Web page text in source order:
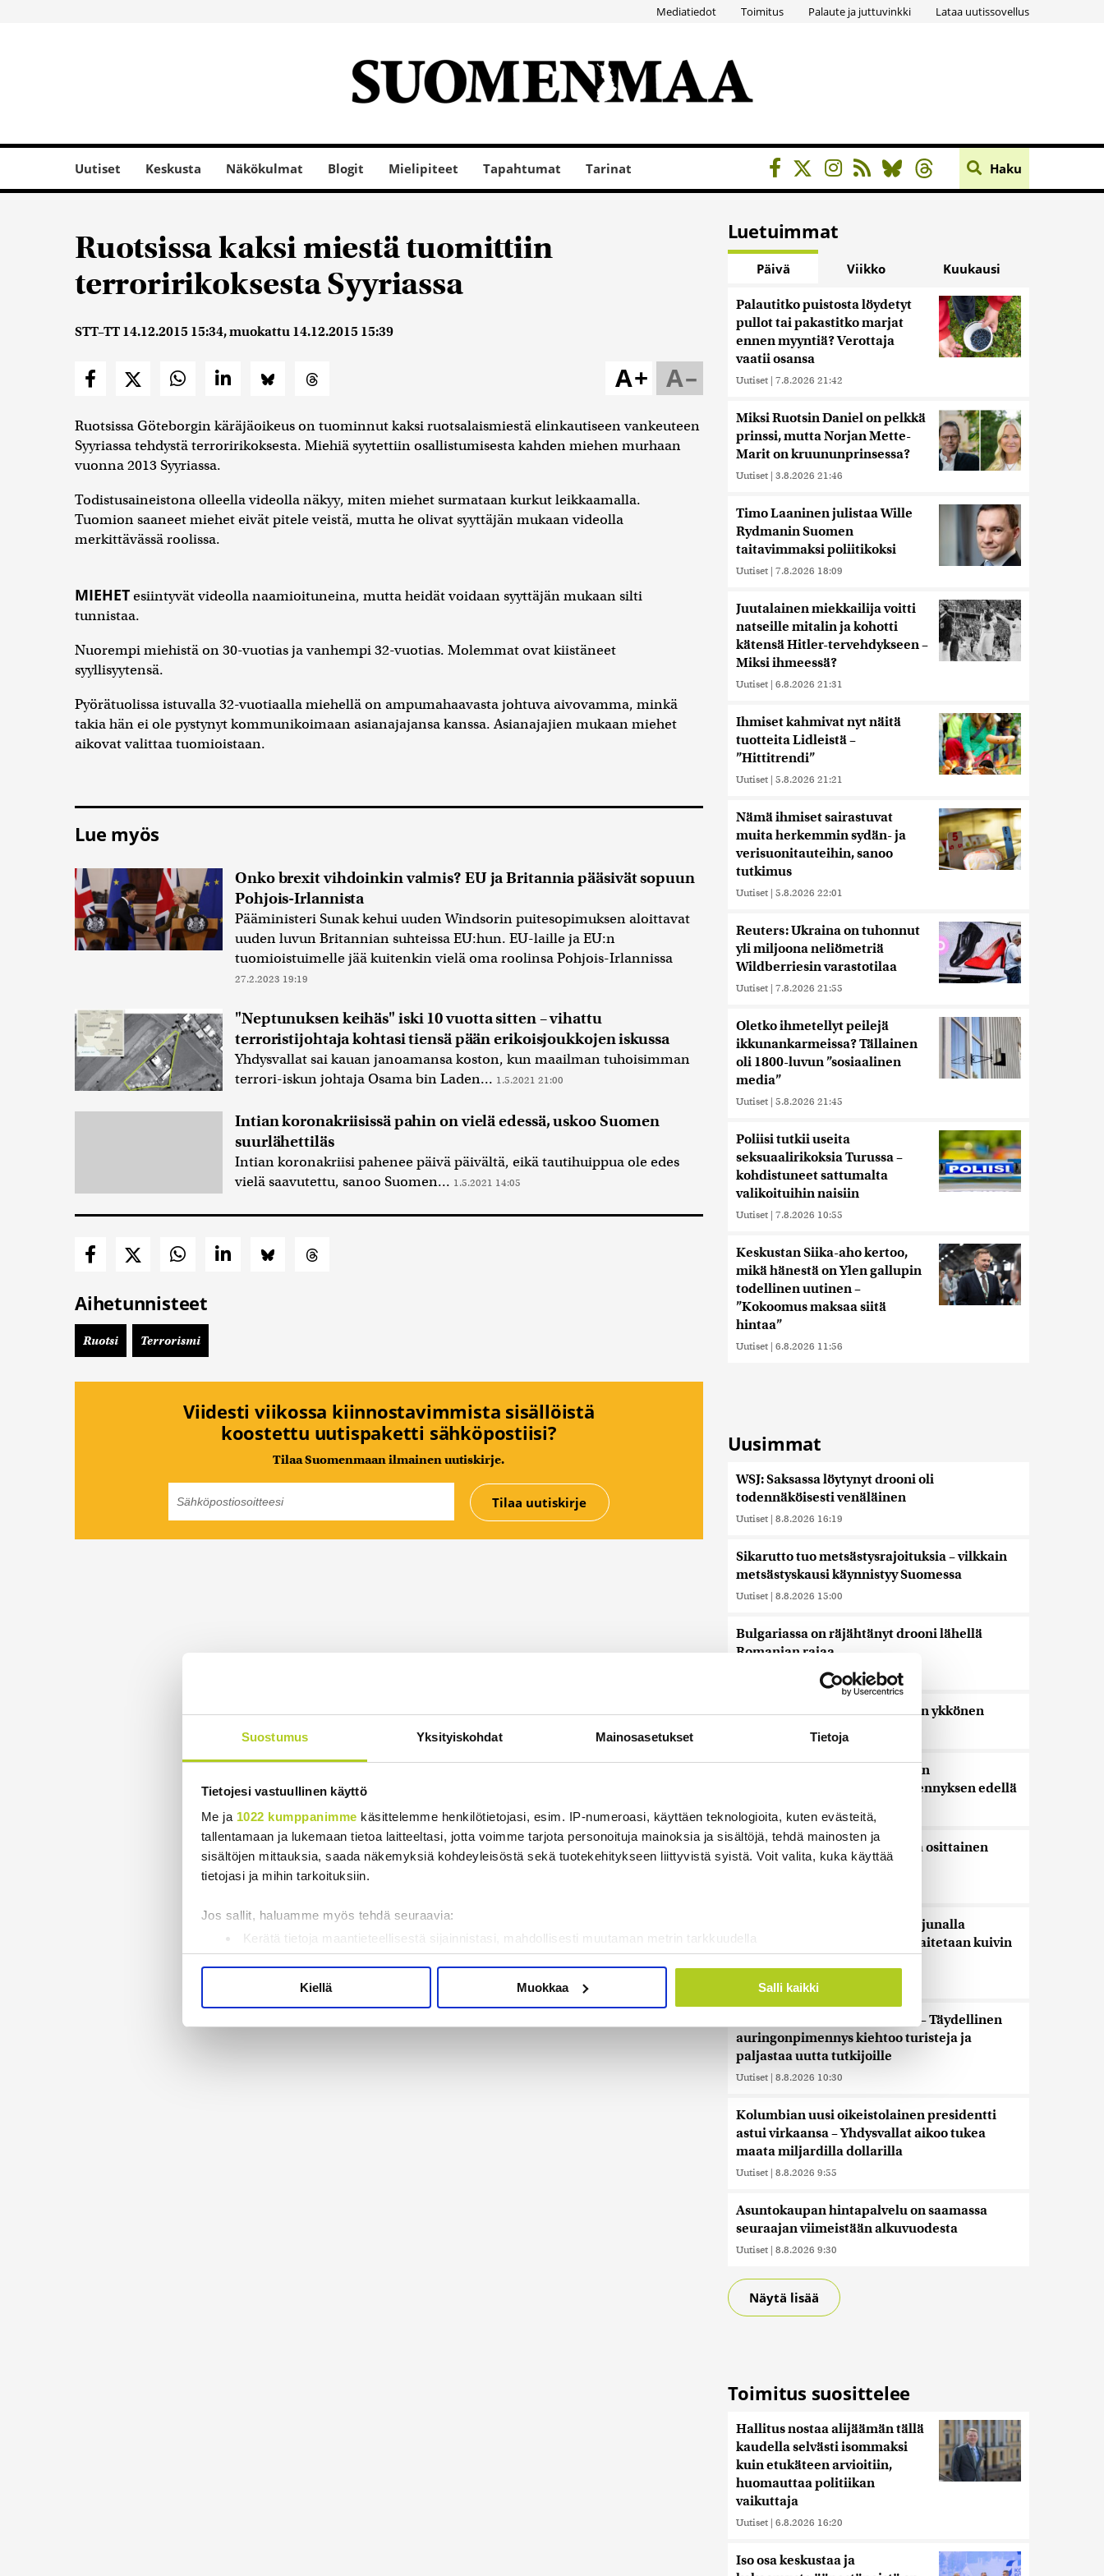
Suostumus Yksityiskohdat Mainosasetukset Tietoja
Tietojesi vastuullinen käyttö
Me ja 1022 kumppanimme käsittelemme henkilötietojasi, esim. IP-numeroasi, käyttäen teknologioita, kuten evästeitä,
tallentamaan ja lukemaan tietoa laitteeltasi, jotta voimme tarjota personoituja mainoksia ja sisältöjä, tehdä mainosten ja
sisältöjen mittauksia, saada näkemyksiä kohdeyleisöstä sekä tuotekehitykseen liittyvistä syistä. Voit valita, kuka käyttää
tietojasi ja mihin tarkoituksiin.
Jos sallit, haluamme myös tehdä seuraavia:
Kerätä tietoja maantieteellisestä sijainnistasi, mahdollisesti muutaman metrin tarkkuudella
Tunnistaa laitteesi skannaamalla sen ominaispiirteitä aktiivisesti (sormenjäljen muodostaminen)
Lue lisää siitä, miten henkilötietojasi käsitellään ja miten voit määrittää asetuksesi
. Voit muuttaa
Käytämme evästeitä tarjoamamme sisällön ja mainosten räätälöimiseen, sosiaalisen median ominaisuuksien tukemiseen
ja kävijämäärämme analysoimiseen. Lisäksi jaamme sosiaalisen median, mainosalan ja analytiikka-alan
kumppaneillemme tietoja siitä, miten käytät sivustoamme. Kumppanimme voivat yhdistää näitä tietoja muihin tietoihin, joita
Kiellä Muokkaa Salli kaikki
Mediatiedot Toimitus Palaute ja juttuvinkki Lataa uutissovellus
Uutiset Keskusta Näkökulmat Blogit Mielipiteet Tapahtumat Tarinat Haku
Ruotsissa kaksi miestä tuomittiin
terroririkoksesta Syyriassa
STT–TT 14.12.2015 15:34, muokattu 14.12.2015 15:39
A–
A+
Ruotsissa Göteborgin käräjäoikeus on tuominnut kaksi ruotsalaismiestä elinkautiseen vankeuteen
Syyriassa tehdystä terroririkoksesta. Miehiä syytettiin osallistumisesta kahden miehen murhaan
vuonna 2013 Syyriassa.
Todistusaineistona olleella videolla näkyy, miten miehet surmataan kurkut leikkaamalla.
Tuomion saaneet miehet eivät pitele veistä, mutta he olivat syyttäjän mukaan videolla
merkittävässä roolissa.
MIEHETesiintyvät videolla naamioituneina, mutta heidät voidaan syyttäjän mukaan silti
tunnistaa.
Nuorempi miehistä on 30-vuotias ja vanhempi 32-vuotias. Molemmat ovat kiistäneet
syyllisyytensä.
Pyörätuolissa istuvalla 32-vuotiaalla miehellä on ampumahaavasta johtuva aivovamma, minkä
takia hän ei ole pystynyt kommunikoimaan asianajajansa kanssa. Asianajajien mukaan miehet
aikovat valittaa tuomioistaan.
Lue myös
Onko brexit vihdoinkin valmis? EU ja Britannia pääsivät sopuun
Pohjois-Irlannista
Pääministeri Sunak kehui uuden Windsorin puitesopimuksen aloittavat
uuden luvun Britannian suhteissa EU:hun. EU-laille ja EU:n
tuomioistuimelle jää kuitenkin vielä oma roolinsa Pohjois-Irlannissa
27.2.2023 19:19
"Neptunuksen keihäs" iski 10 vuotta sitten – vihattu
terroristijohtaja kohtasi tiensä pään erikoisjoukkojen iskussa
Yhdysvallat sai kauan janoamansa koston, kun maailman tuhoisimman
terrori-iskun johtaja Osama bin Laden... 1.5.2021 21:00
Intian koronakriisissä pahin on vielä edessä, uskoo Suomen
suurlähettiläs
Intian koronakriisi pahenee päivä päivältä, eikä tautihuippua ole edes
vielä saavutettu, sanoo Suomen... 1.5.2021 14:05
Aihetunnisteet
Ruotsi Terrorismi
Viidesti viikossa kiinnostavimmista sisällöistä
koostettu uutispaketti sähköpostiisi?
Tilaa Suomenmaan ilmainen uutiskirje.
Luetuimmat
Päivä Viikko Kuukausi
Palautitko puistosta löydetyt
pullot tai pakastitko marjat
ennen myyntiä? Verottaja
vaatii osansa
Uutiset | 7.8.2026 21:42
Miksi Ruotsin Daniel on pelkkä
prinssi, mutta Norjan Mette-
Marit on kruununprinsessa?
Uutiset | 3.8.2026 21:46
Timo Laaninen julistaa Wille
Rydmanin Suomen
taitavimmaksi poliitikoksi
Uutiset | 7.8.2026 18:09
Juutalainen miekkailija voitti
natseille mitalin ja kohotti
kätensä Hitler-tervehdykseen –
Miksi ihmeessä?
Uutiset | 6.8.2026 21:31
Ihmiset kahmivat nyt näitä
tuotteita Lidleistä –
”Hittitrendi”
Uutiset | 5.8.2026 21:21
Nämä ihmiset sairastuvat
muita herkemmin sydän- ja
verisuonitauteihin, sanoo
tutkimus
Uutiset | 5.8.2026 22:01
Reuters: Ukraina on tuhonnut
yli miljoona neliömetriä
Wildberriesin varastotilaa
Uutiset | 7.8.2026 21:55
Oletko ihmetellyt peilejä
ikkunankarmeissa? Tällainen
oli 1800-luvun ”sosiaalinen
media”
Uutiset | 5.8.2026 21:45
Poliisi tutkii useita
seksuaalirikoksia Turussa –
kohdistuneet sattumalta
valikoituihin naisiin
Uutiset | 7.8.2026 10:55
Keskustan Siika-aho kertoo,
mikä hänestä on Ylen gallupin
todellinen uutinen –
”Kokoomus maksaa siitä
hintaa”
Uutiset | 6.8.2026 11:56
Uusimmat
WSJ: Saksassa löytynyt drooni oli
todennäköisesti venäläinen
Uutiset | 8.8.2026 16:19
Sikarutto tuo metsästysrajoituksia – vilkkain
metsästyskausi käynnistyy Suomessa
Uutiset | 8.8.2026 15:00
Bulgariassa on räjähtänyt drooni lähellä
Romanian rajaa
8.8.2026 14:40
HS: Kaikkonen puoluejohtajien ykkönen
8.8.2026 13:09
Ursa on myynyt ennätysmäärän
pimennyslaseja auringonpimennyksen edellä
Uutiset 8.8.2026 11:31
Suomessa näkyy keskiviikkona osittainen
auringonpimennys
Ensi viikolla Suomesta pääsee junalla
Haaparantaan, mutta matka taitetaan kuivin
Uutiset 8.8.2026 10:44
”Se tuntuu maailmanlopulta” – Täydellinen
auringonpimennys kiehtoo turisteja ja
paljastaa uutta tutkijoille
Uutiset | 8.8.2026 10:30
Kolumbian uusi oikeistolainen presidentti
astui virkaansa – Yhdysvallat aikoo tukea
maata miljardilla dollarilla
Uutiset | 8.8.2026 9:55
Asuntokaupan hintapalvelu on saamassa
seuraajan viimeistään alkuvuodesta
Uutiset | 8.8.2026 9:30
Näytä lisää
Toimitus suosittelee
Hallitus nostaa alijäämän tällä
kaudella selvästi isommaksi
kuin etukäteen arvioitiin,
huomauttaa politiikan
vaikuttaja
Uutiset | 6.8.2026 16:20
Iso osa keskustaa ja